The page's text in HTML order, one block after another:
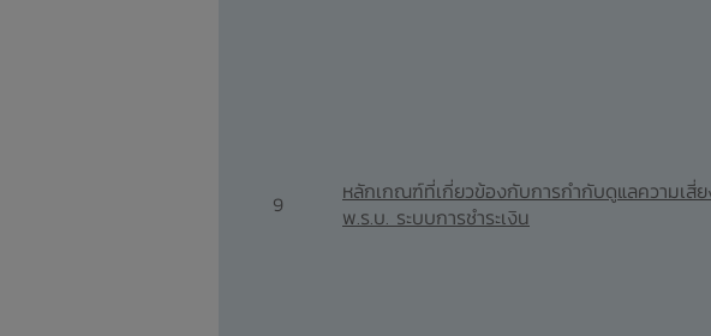
9
หลักเกณฑ์ที่เกี่ยวข้องกับการกำกับดูแลความเสี่
พ.ร.บ. ระบบการชำระเงิน